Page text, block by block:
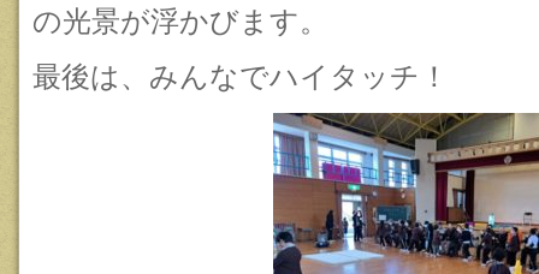
の光景が浮かびます。
最後は、みんなでハイタッチ！